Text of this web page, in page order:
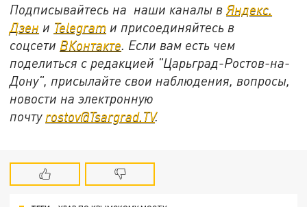
Подписывайтесь на наши каналы в Яндекс.
Дзен и Telegram и присоединяйтесь в
соцсети ВКонтакте . Если вам есть чем
поделиться с редакцией "Царьград-Ростов-на-
Дону", присылайте свои наблюдения, вопросы,
новости на электронную
почту rostov@Tsargrad.ТV.